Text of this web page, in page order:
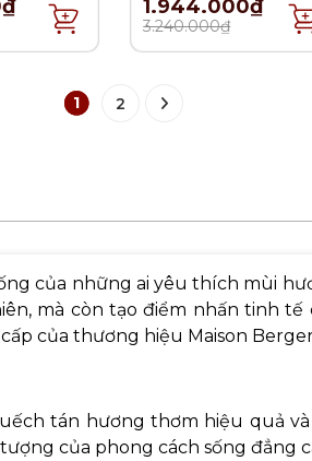
- 2 món - 380ml
1.944.000₫
3.240.000₫
1 2
của những ai yêu thích mùi
mà còn tạo điểm nhấn tinh tế
của thương hiệu Maison
tán hương thơm hiệu quả
của phong cách sống đẳng